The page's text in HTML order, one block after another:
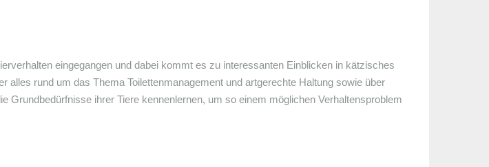
eingegangen und dabei kommt es zu interessanten Einblicken in kätzisches
rund um das Thema Toilettenmanagement und artgerechte Haltung sowie über
Grundbedürfnisse ihrer Tiere kennenlernen, um so einem möglichen Verhaltensproblem